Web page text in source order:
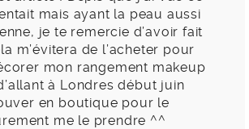
mais ayant la peau aussi
je te remercie d’avoir fait
m’évitera de l’acheter pour
mon rangement makeup
à Londres début juin
en boutique pour le
me le prendre ^^